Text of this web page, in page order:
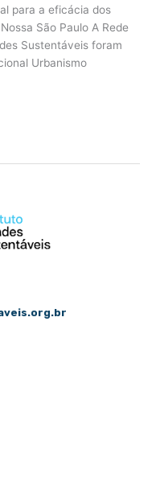
para a eficácia dos
São Paulo A Rede
Sustentáveis foram
Urbanismo